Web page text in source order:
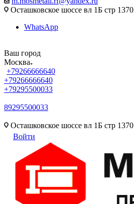
Осташковское шоссе вл 1Б стр 1370
WhatsApp
Ваш город
Москва
+79266666640
+79266666640
+79295500033
89295500033
Осташковское шоссе вл 1Б стр 1370
Войти